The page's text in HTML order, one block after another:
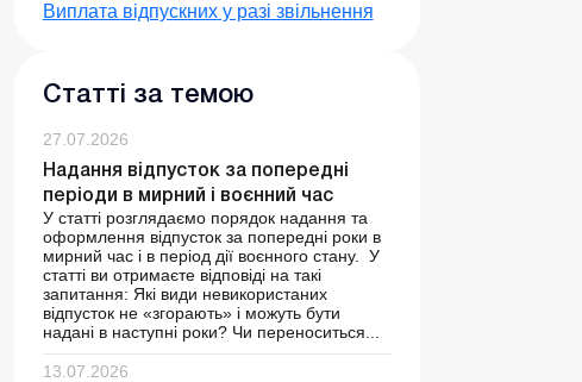
Виплата відпускних у разі звільнення
Статті за темою
27.07.2026
Надання відпусток за попередні
періоди в мирний і воєнний час
У статті розглядаємо порядок надання та
оформлення відпусток за попередні роки в
мирний час і в період дії воєнного стану. У
статті ви отримаєте відповіді на такі
запитання: Які види невикористаних
відпусток не «згорають» і можуть бути
надані в наступні роки? Чи переноситься...
13.07.2026